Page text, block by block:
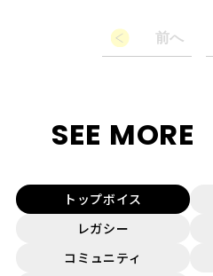
前へ
SEE MORE
トップボイス
レガシー
コミュニティ